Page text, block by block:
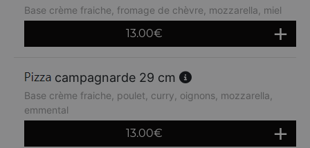
Base crème fraiche, fromage de chèvre, mozzarella, miel
13.00€
campagnarde 29 cm
Base crème fraiche, poulet, curry, oignons, mozzarella,
emmental
13.00€